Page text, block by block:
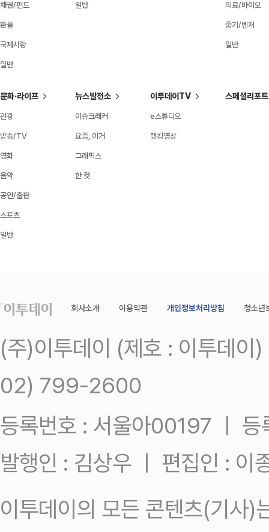
채권/펀드
환율
국제시황
일반
일반 의료/바이오
중기/벤처
일반
문화·라이프
관광
방송/TV
영화
음악
공연/출판
스포츠
일반
뉴스발전소
이슈크래커
요즘, 이거
그래픽스
한 컷
이투데이TV
e스튜디오
랭킹영상
스페셜리포트
회사소개 이용약관 개인정보처리방침 청소년
(주)이투데이 (제호 : 이투데
02) 799-2600
등록번호 : 서울아00197 ㅣ
발행인 : 김상우 ㅣ 편집인 : 이
이투데이의 모든 콘텐츠(기사)